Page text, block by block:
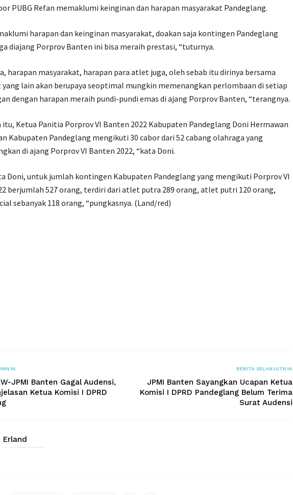
PUBG Refan memaklumi keinginan dan harapan masyarakat Pandeglang.
harapan dan keinginan masyarakat, doakan saja kontingen Pandeglang
diajang Porprov Banten ini bisa meraih prestasi, “tuturnya.
harapan masyarakat, harapan para atlet juga, oleh sebab itu dirinya bersama
lain akan berupaya seoptimal mungkin memenangkan perlombaan di setiap
dengan harapan meraih pundi-pundi emas di ajang Porprov Banten, “terangnya.
Ketua Panitia Porprov VI Banten 2022 Kabupaten Pandeglang Doni Hermawan
Kabupaten Pandeglang mengikuti 30 cabor dari 52 cabang olahraga yang
di ajang Porprov VI Banten 2022, “kata Doni.
Doni, untuk jumlah kontingen Kabupaten Pandeglang yang mengikuti Porprov VI
berjumlah 527 orang, terdiri dari atlet putra 289 orang, atlet putri 120 orang,
sebanyak 118 orang, “pungkasnya. (Land/red)
JPMI Banten Gagal Audensi,
Ketua Komisi I DPRD
BERITA SELANJUTNYA
JPMI Banten Sayangkan Ucapan Ketua
Komisi I DPRD Pandeglang Belum Terima
Surat Audensi
Erland